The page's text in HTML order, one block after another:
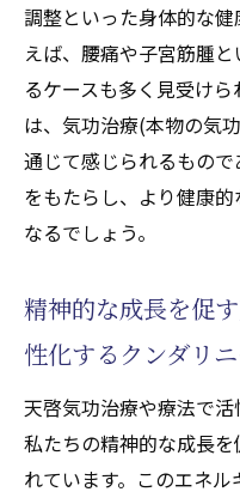
調整といった身体的な
えば、腰痛や子宮筋腫
るケースも多く見受け
は、気功治療(本物の気
通じて感じられるもの
をもたらし、より健康
なるでしょう。
精神的な成長を促
性化するクンダリ
天啓気功治療や療法で活
私たちの精神的な成長
れています。このエネ